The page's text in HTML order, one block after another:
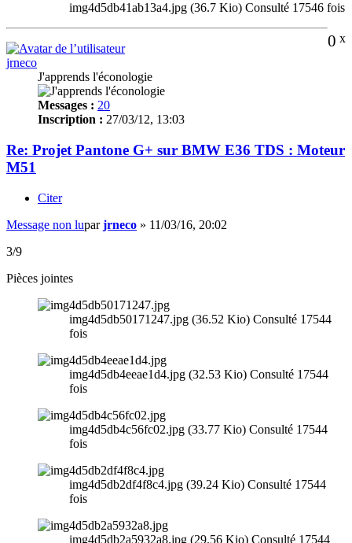
img4d5db41ab13a4.jpg (36.7 Kio) Consulté 17546 fois
0 x
jrneco
J'apprends l'éconologie
Messages : 20
Inscription : 27/03/12, 13:03
Re: Projet Pantone G+ sur BMW E36 TDS : Moteur
M51
Citer
Message non luparjrneco » 11/03/16, 20:02
3/9
Pièces jointes
img4d5db50171247.jpg (36.52 Kio) Consulté 17544
fois
img4d5db4eeae1d4.jpg (32.53 Kio) Consulté 17544
fois
img4d5db4c56fc02.jpg (33.77 Kio) Consulté 17544
fois
img4d5db2df4f8c4.jpg (39.24 Kio) Consulté 17544
fois
img4d5db2a5932a8.jpg (29.56 Kio) Consulté 17544